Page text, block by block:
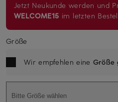
Jetzt Neukunde werden und
WELCOME15 im letzten
Größe
Wir empfehlen eine Größe
Bitte Größe wählen